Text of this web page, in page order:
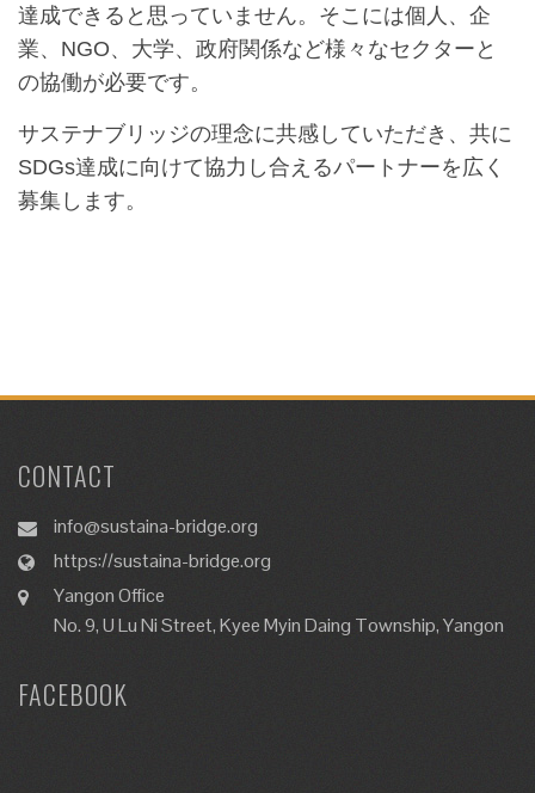
達成できると思っていません。そこには個人、企
業、NGO、大学、政府関係など様々なセクターと
の協働が必要です。
サステナブリッジの理念に共感していただき、共に
SDGs達成に向けて協力し合えるパートナーを広く
募集します。
CONTACT
info@sustaina-bridge.org
https://sustaina-bridge.org
Yangon Office
No. 9, U Lu Ni Street, Kyee Myin Daing Township, Yangon
FACEBOOK